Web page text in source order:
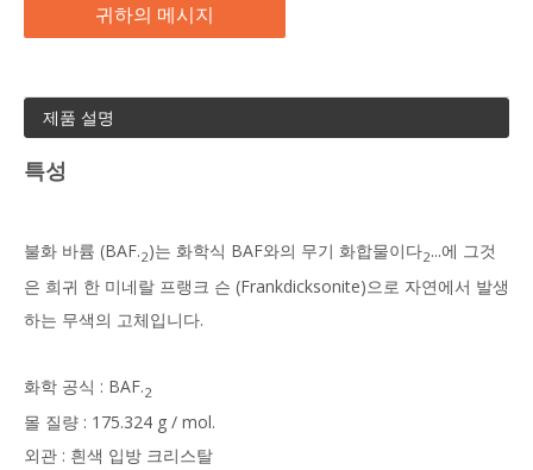
귀하의 메시지
제품 설명
특성
불화 바륨 (BAF.2)는 화학식 BAF와의 무기 화합물이다2...에 그것
은 희귀 한 미네랄 프랭크 슨 (Frankdicksonite)으로 자연에서 발생
하는 무색의 고체입니다.
화학 공식 : BAF.2
몰 질량 : 175.324 g / mol.
외관 : 흰색 입방 크리스탈